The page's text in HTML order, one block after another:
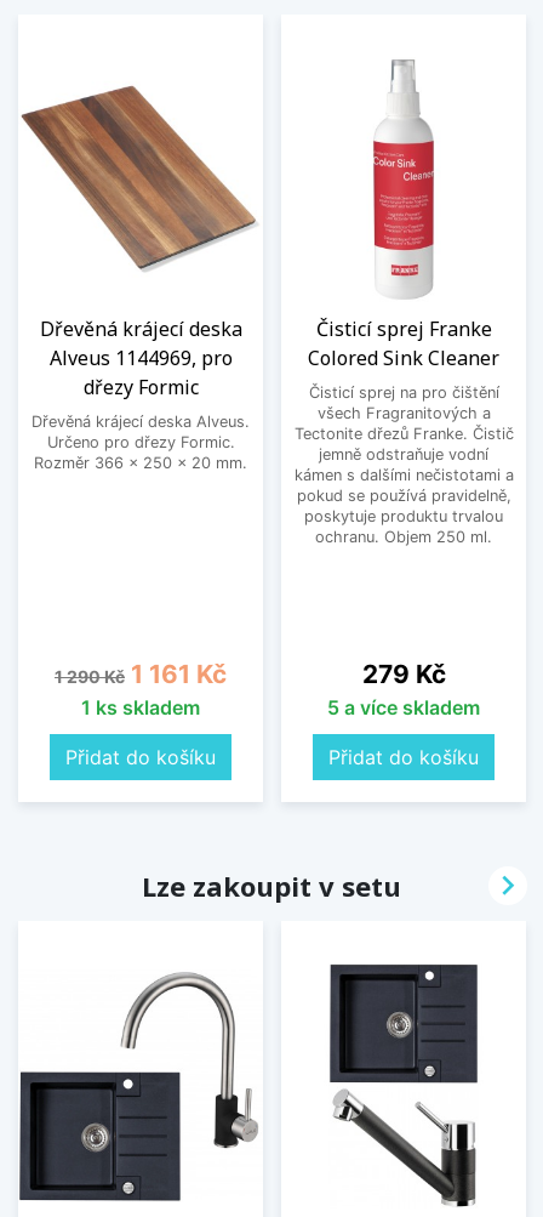
Dřevěná krájecí deska
Alveus 1144969, pro
dřezy Formic
Dřevěná krájecí deska Alveus.
Určeno pro dřezy Formic.
Rozměr 366 x 250 x 20 mm.
Běžná cena
1 290 Kč Cena
1 161 Kč
1 ks skladem
Přidat do košíku
Čisticí sprej Franke
Colored Sink Cleaner
Čisticí sprej na pro čištění
všech Fragranitových a
Tectonite dřezů Franke. Čistič
jemně odstraňuje vodní
kámen s dalšími nečistotami a
pokud se používá pravidelně,
poskytuje produktu trvalou
ochranu. Objem 250 ml.
Cena
279 Kč
5 a více skladem
Přidat do košíku
Lze zakoupit v setu 